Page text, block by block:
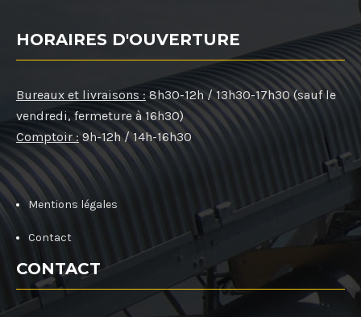
HORAIRES D'OUVERTURE
Bureaux et livraisons : 8h30-12h / 13h30-17h30 (sauf le
vendredi, fermeture à 16h30)
Comptoir : 9h-12h / 14h-16h30
Mentions légales
Contact
CONTACT